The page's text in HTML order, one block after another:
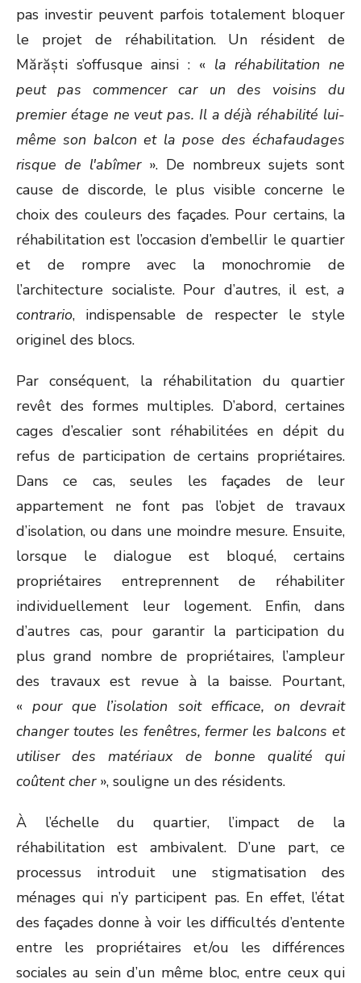
pas investir peuvent parfois totalement bloquer
le projet de réhabilitation. Un résident de
Mărăști s’offusque ainsi : « la réhabilitation ne
peut pas commencer car un des voisins du
premier étage ne veut pas. Il a déjà réhabilité lui-
même son balcon et la pose des échafaudages
risque de l'abîmer ». De nombreux sujets sont
cause de discorde, le plus visible concerne le
choix des couleurs des façades. Pour certains, la
réhabilitation est l’occasion d’embellir le quartier
et de rompre avec la monochromie de
l’architecture socialiste. Pour d’autres, il est, a
contrario, indispensable de respecter le style
originel des blocs.
Par conséquent, la réhabilitation du quartier
revêt des formes multiples. D’abord, certaines
cages d’escalier sont réhabilitées en dépit du
refus de participation de certains propriétaires.
Dans ce cas, seules les façades de leur
appartement ne font pas l’objet de travaux
d’isolation, ou dans une moindre mesure. Ensuite,
lorsque le dialogue est bloqué, certains
propriétaires entreprennent de réhabiliter
individuellement leur logement. Enfin, dans
d’autres cas, pour garantir la participation du
plus grand nombre de propriétaires, l’ampleur
des travaux est revue à la baisse. Pourtant,
«pour que l’isolation soit efficace, on devrait
changer toutes les fenêtres, fermer les balcons et
utiliser des matériaux de bonne qualité qui
coûtent cher », souligne un des résidents.
À l’échelle du quartier, l’impact de la
réhabilitation est ambivalent. D’une part, ce
processus introduit une stigmatisation des
ménages qui n’y participent pas. En effet, l’état
des façades donne à voir les difficultés d’entente
entre les propriétaires et/ou les différences
sociales au sein d’un même bloc, entre ceux qui